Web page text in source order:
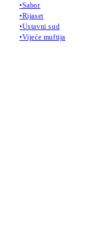
•Sabor
•Rijaset
•Ustavni sud
•Vijeće muftija